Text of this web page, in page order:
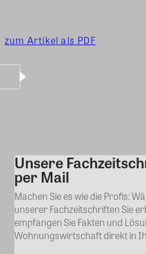
zum Artikel als PDF
Unsere
per Mail
Machen Sie es wie die Profis:
unserer Fachzeitschriften Sie
empfangen Sie Fakten und
Wohnungswirtschaft direkt in